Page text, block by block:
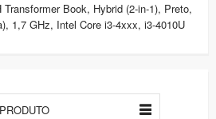
Book, Hybrid (2-in-1), Preto,
1,7 GHz, Intel Core i3-4xxx, i3-4010U